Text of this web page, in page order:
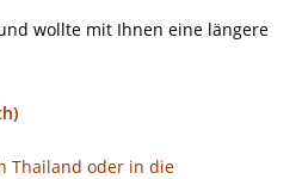
wollte mit Ihnen eine längere
Thailand oder in die